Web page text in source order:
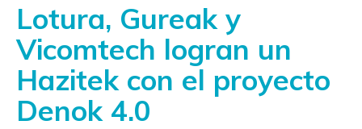
Lotura, Gureak y
Vicomtech logran un
Hazitek con el proyecto
Denok 4.0